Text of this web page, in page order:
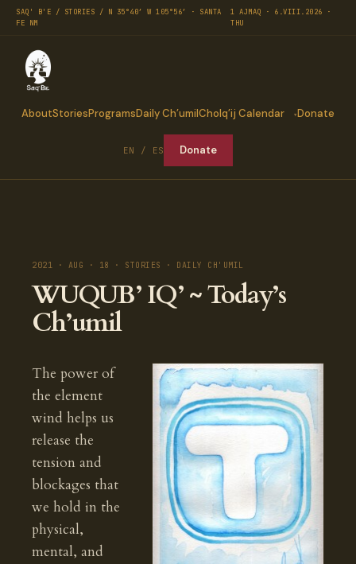
SAQ' B'E / STORIES / N 35°40′ W 105°56′ · SANTA
FE NM
1 AJMAQ · 6.VIII.2026 ·
THU
AboutStoriesProgramsDaily Ch’umilCholq’ij Calendar Donate
EN / ES Donate
2021 · AUG · 18 · STORIES · DAILY CH'UMIL
WUQUB’ IQ’ ~ Today’s
Ch’umil
The power of
the element
wind helps us
release the
tension and
blockages that
we hold in the
physical,
mental, and